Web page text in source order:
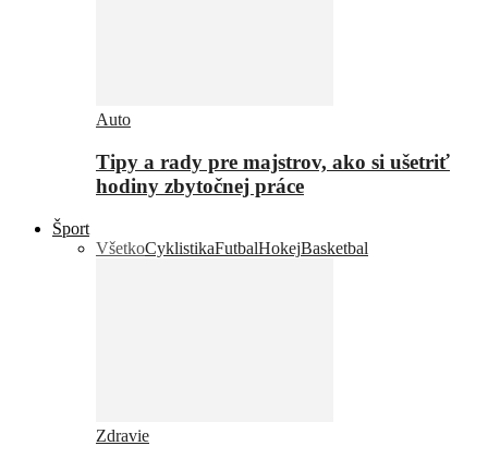
Auto
Tipy a rady pre majstrov, ako si ušetriť
hodiny zbytočnej práce
Šport
VšetkoCyklistikaFutbalHokejBasketbal
Zdravie